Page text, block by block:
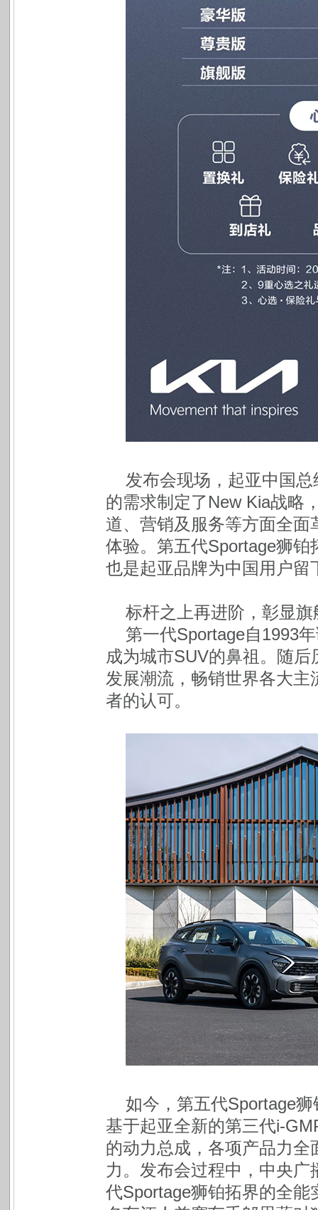
发布会现场，起亚中国
的需求制定了New Kia战略
道、营销及服务等方面全
体验。第五代Sportage狮
也是起亚品牌为中国用户留
标杆之上再进阶，彰显旗
第一代Sportage自1993
成为城市SUV的鼻祖。随
发展潮流，畅销世界各大
者的认可。
如今，第五代Sportage
基于起亚全新的第三代i-
的动力总成，各项产品力
力。发布会过程中，中央
代Sportage狮铂拓界的全